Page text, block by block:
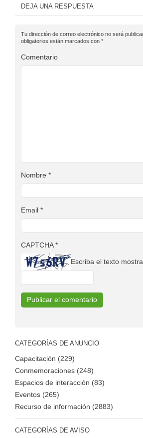
DEJA UNA RESPUESTA
Tu dirección de correo electrónico no será
obligatorios están marcados con *
Comentario
Nombre *
Email *
CAPTCHA*
Escriba el texto
CATEGORÍAS DE ANUNCIO
Capacitación (229)
Conmemoraciones (248)
Espacios de interacción (83)
Eventos (265)
Recurso de información (2883)
CATEGORÍAS DE AVISO